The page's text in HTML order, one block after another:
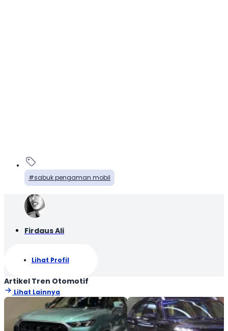
sabuk pengaman mobil
Firdaus Ali
Lihat Profil
Artikel Tren Otomotif
Lihat Lainnya